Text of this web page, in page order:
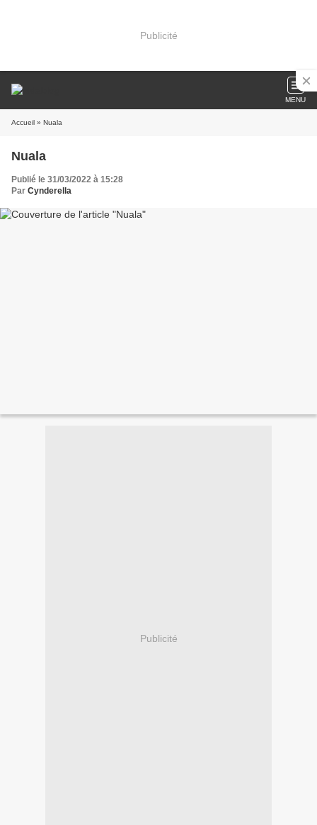
Publicité
MENU
Accueil » Nuala
Nuala
Publié le 31/03/2022 à 15:28
Par Cynderella
Publicité